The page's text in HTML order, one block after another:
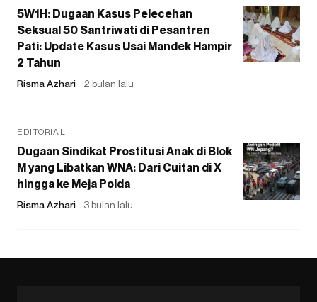
5W1H: Dugaan Kasus Pelecehan
Seksual 50 Santriwati di Pesantren
Pati: Update Kasus Usai Mandek Hampir
2 Tahun
Risma Azhari 2 bulan lalu
EDITORIAL
Dugaan Sindikat Prostitusi Anak di Blok
M yang Libatkan WNA: Dari Cuitan di X
hingga ke Meja Polda
Risma Azhari 3 bulan lalu